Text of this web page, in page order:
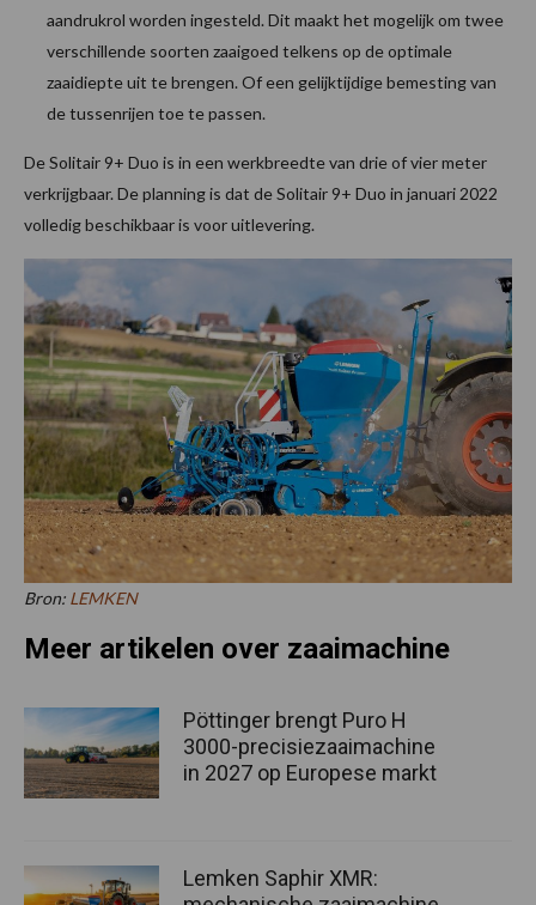
aandrukrol worden ingesteld. Dit maakt het mogelijk om twee
verschillende soorten zaaigoed telkens op de optimale
zaaidiepte uit te brengen. Of een gelijktijdige bemesting van
de tussenrijen toe te passen.
De Solitair 9+ Duo is in een werkbreedte van drie of vier meter
verkrijgbaar. De planning is dat de Solitair 9+ Duo in januari 2022
volledig beschikbaar is voor uitlevering.
Bron: LEMKEN
Meer artikelen over zaaimachine
Pöttinger brengt Puro H
3000-precisiezaaimachine
in 2027 op Europese markt
Lemken Saphir XMR: